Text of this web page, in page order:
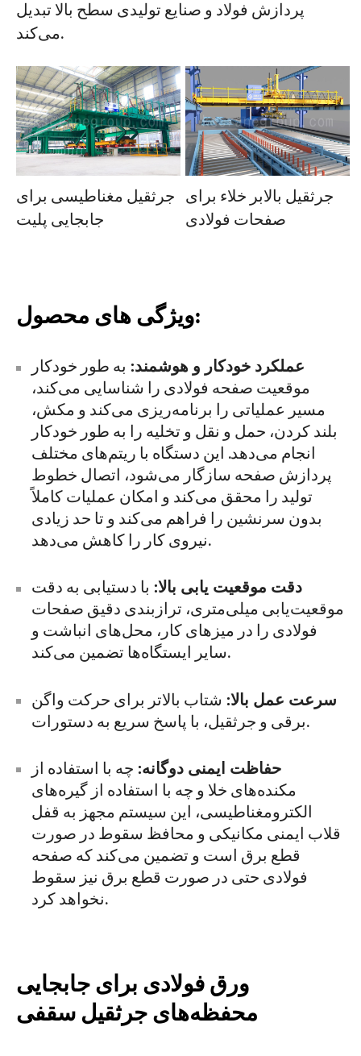
پردازش فولاد و صنایع تولیدی سطح بالا تبدیل
می‌کند.
جرثقیل مغناطیسی برای
جابجایی پلیت
جرثقیل بالابر خلاء برای
صفحات فولادی
ویژگی های محصول:
عملکرد خودکار و هوشمند: به طور خودکار
موقعیت صفحه فولادی را شناسایی می‌کند،
مسیر عملیاتی را برنامه‌ریزی می‌کند و مکش،
بلند کردن، حمل و نقل و تخلیه را به طور خودکار
انجام می‌دهد. این دستگاه با ریتم‌های مختلف
پردازش صفحه سازگار می‌شود، اتصال خطوط
تولید را محقق می‌کند و امکان عملیات کاملاً
بدون سرنشین را فراهم می‌کند و تا حد زیادی
نیروی کار را کاهش می‌دهد.
دقت موقعیت یابی بالا: با دستیابی به دقت
موقعیت‌یابی میلی‌متری، ترازبندی دقیق صفحات
فولادی را در میزهای کار، محل‌های انباشت و
سایر ایستگاه‌ها تضمین می‌کند.
سرعت عمل بالا: شتاب بالاتر برای حرکت واگن
برقی و جرثقیل، با پاسخ سریع به دستورات.
حفاظت ایمنی دوگانه: چه با استفاده از
مکنده‌های خلا و چه با استفاده از گیره‌های
الکترومغناطیسی، این سیستم مجهز به قفل
قلاب ایمنی مکانیکی و محافظ سقوط در صورت
قطع برق است و تضمین می‌کند که صفحه
فولادی حتی در صورت قطع برق نیز سقوط
نخواهد کرد.
ورق فولادی برای جابجایی
محفظه‌های جرثقیل سقفی